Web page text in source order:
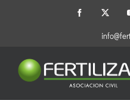
Facebook
X